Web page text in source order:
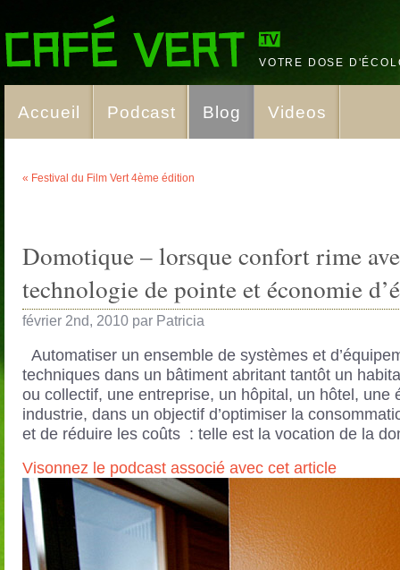
VOTRE DOSE
Accueil Podcast Blog Videos
« Festival du Film Vert 4ème édition
Domotique – lorsque confort rime
technologie de pointe et économie
février 2nd, 2010 par Patricia
Automatiser un ensemble de systèmes et
techniques dans un bâtiment abritant tantôt un
ou collectif, une entreprise, un hôpital, un hôtel, une
industrie, dans un objectif d’optimiser la
et de réduire les coûts : telle est la vocation de la
Visonnez le podcast associé avec cet article